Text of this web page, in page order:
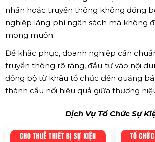
nhấn hoặc truyền thông không đồng
nghiệp lãng phí ngân sách mà không
mong muốn.
Để khắc phục, doanh nghiệp cần
truyền thông rõ ràng, đầu tư vào nội
đồng bộ từ khâu tổ chức đến quảng
thành cầu nối hiệu quả giữa thương
Dịch Vụ Tổ Chức Sự